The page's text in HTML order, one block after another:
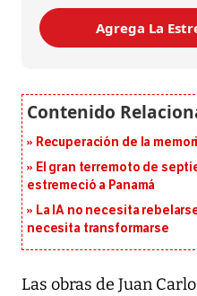
Agrega La
Recuperación de la
El gran terremoto de
estremeció a Panamá
La IA no necesita
necesita transformarse
Las obras de Juan